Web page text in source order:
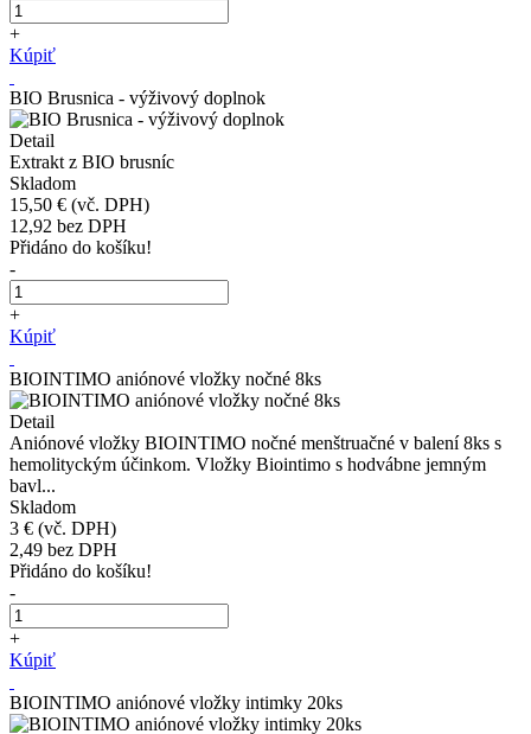
+
Kúpiť
BIO Brusnica - výživový doplnok
Detail
Extrakt z BIO brusníc
Skladom
15,50 € (vč. DPH)
12,92 bez DPH
Přidáno do košíku!
-
+
Kúpiť
BIOINTIMO aniónové vložky nočné 8ks
Detail
Aniónové vložky BIOINTIMO nočné menštruačné v balení 8ks s
hemolityckým účinkom. Vložky Biointimo s hodvábne jemným
bavl...
Skladom
3 € (vč. DPH)
2,49 bez DPH
Přidáno do košíku!
-
+
Kúpiť
BIOINTIMO aniónové vložky intimky 20ks